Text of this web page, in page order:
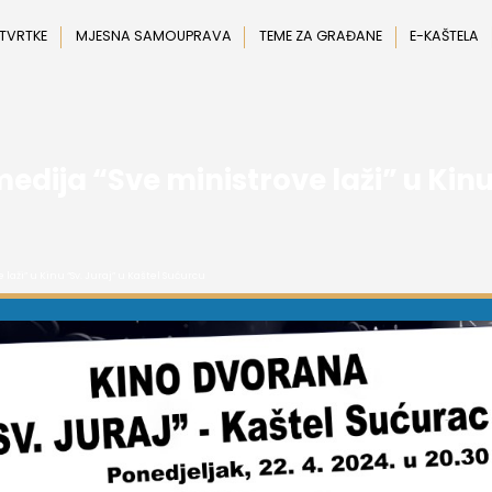
MJESNA SAMOUPRAVA TEME ZA GRAĐANE E-KAŠTELA